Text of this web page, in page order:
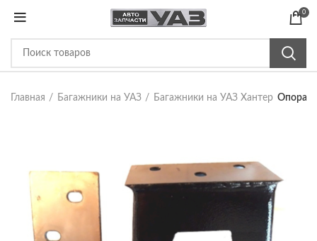
0
Главная Багажники на УАЗ Багажники на УАЗ Хантер Опора